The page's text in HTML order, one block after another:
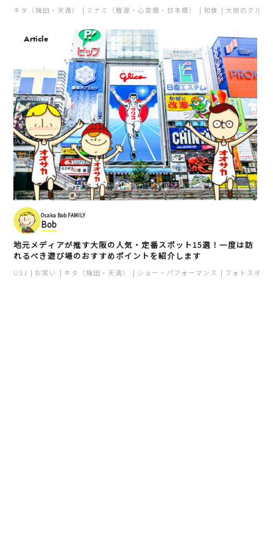
キタ（梅田・天満） ミナミ（難波・心斎橋・日本橋） 和食 大阪のグルメ
Article
Osaka Bob FAMILY
Bob
地元メディアが推す大阪の人気・定番スポット15選！一度は訪
れるべき遊び場のおすすめポイントを紹介します
USJ お笑い キタ（梅田・天満） ショー・パフォーマンス フォトスポッ